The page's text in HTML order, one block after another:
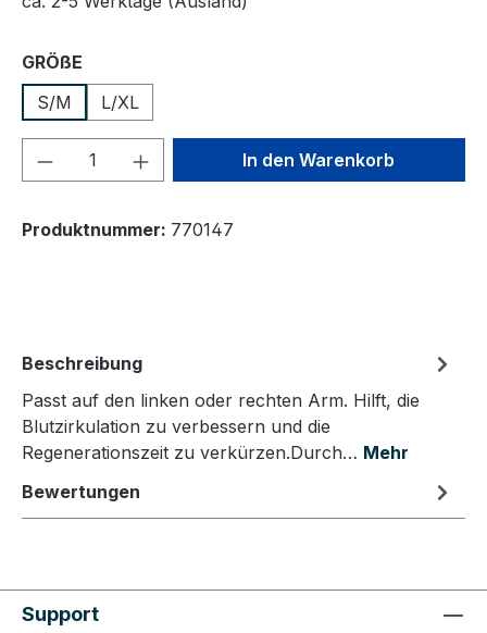
GRÖßE
S/M
L/XL
Produkt Anzahl: Gib denIn den Warenkorb
Produktnummer: 770147
Beschreibung
Passt auf den linken oder rechten Arm. Hilft, die
Blutzirkulation zu verbessern und die
Regenerationszeit zu verkürzen.Durch… Mehr
Bewertungen
Support